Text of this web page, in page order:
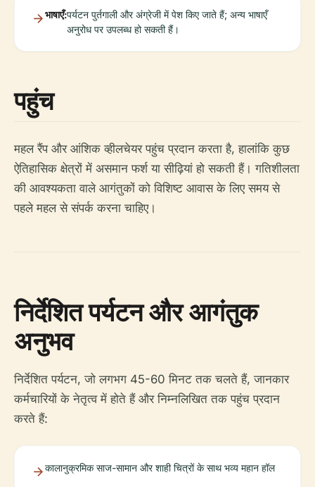
भाषाएँ:पर्यटन पुर्तगाली और अंग्रेजी में पेश किए जाते हैं; अन्य भाषाएँ
अनुरोध पर उपलब्ध हो सकती हैं।
पहुंच
महल रैंप और आंशिक व्हीलचेयर पहुंच प्रदान करता है, हालांकि कुछ
ऐतिहासिक क्षेत्रों में असमान फर्श या सीढ़ियां हो सकती हैं। गतिशीलता
की आवश्यकता वाले आगंतुकों को विशिष्ट आवास के लिए समय से
पहले महल से संपर्क करना चाहिए।
निर्देशित पर्यटन और आगंतुक
अनुभव
निर्देशित पर्यटन, जो लगभग 45-60 मिनट तक चलते हैं, जानकार
कर्मचारियों के नेतृत्व में होते हैं और निम्नलिखित तक पहुंच प्रदान
करते हैं:
कालानुक्रमिक साज-सामान और शाही चित्रों के साथ भव्य महान हॉल